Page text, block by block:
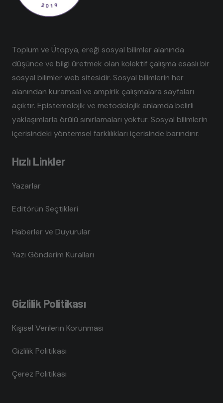
Toplum ve Ütopya, ereği sosyal bilimler alanında
düşünce ve bilgi üretmek olan kolektif çalışma esaslı bir
sosyal bilimler web sitesidir. Sosyal bilimlerin her
alanından kuramsal ve ampirik çalışmalara sayfaları
açıktır. Epistemolojik ve metodolojik anlamda belirli
yaklaşımlarla örülü sınırlamaları yoktur. Sosyal bilimlerin
içerisindeki yöntemsel farklılıkları içerisinde barındırır.
Hızlı Linkler
Yazarlar
Editörün Seçtikleri
Haberler ve Duyurular
Yazı Gönderim Kuralları
Gizlilik Politikası
Kişisel Verilerin Korunması
Gizlilik Politikası
Çerez Politikası